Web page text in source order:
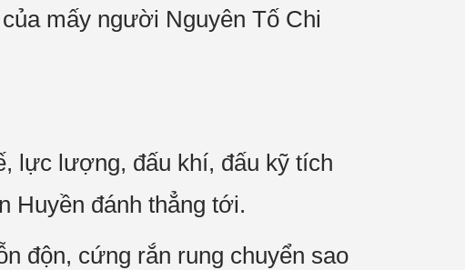
mấy người Nguyên Tố Chi
lực lượng, đấu khí, đấu kỹ tích
Huyền đánh thẳng tới.
độn, cứng rắn rung chuyển sao